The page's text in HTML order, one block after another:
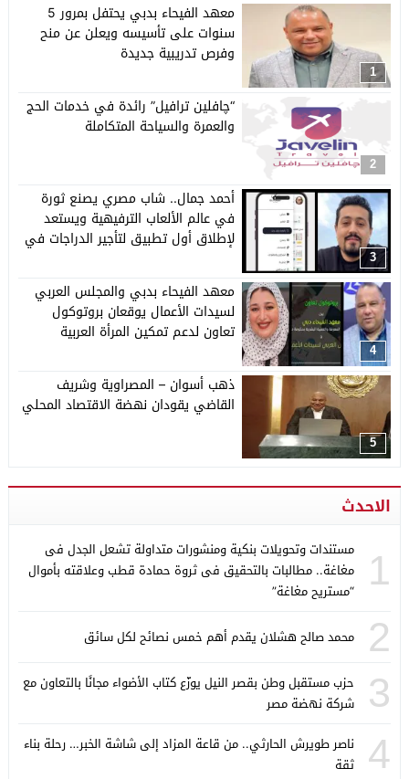
1
معهد الفيحاء بدبي يحتفل بمرور 5
سنوات على تأسيسه ويعلن عن منح
وفرص تدريبية جديدة
2
“چافلين ترافيل” رائدة في خدمات الحج
والعمرة والسياحة المتكاملة
3
أحمد جمال.. شاب مصري يصنع ثورة
في عالم الألعاب الترفيهية ويستعد
لإطلاق أول تطبيق لتأجير الدراجات في
4
معهد الفيحاء بدبي والمجلس العربي
لسيدات الأعمال يوقعان بروتوكول
تعاون لدعم تمكين المرأة العربية
5
ذهب أسوان – المصراوية وشريف
القاضي يقودان نهضة الاقتصاد المحلي
الاحدث
1
مستندات وتحويلات بنكية ومنشورات متداولة تشعل الجدل فى
مغاغة.. مطالبات بالتحقيق فى ثروة حمادة قطب وعلاقته بأموال
“مستريح مغاغة”
2 محمد صالح هشلان يقدم أهم خمس نصائح لكل سائق
3
حزب مستقبل وطن بقصر النيل يوزّع كتاب الأضواء مجانًا بالتعاون مع
شركة نهضة مصر
4
ناصر طويرش الحارثي.. من قاعة المزاد إلى شاشة الخبر… رحلة بناء
ثقة